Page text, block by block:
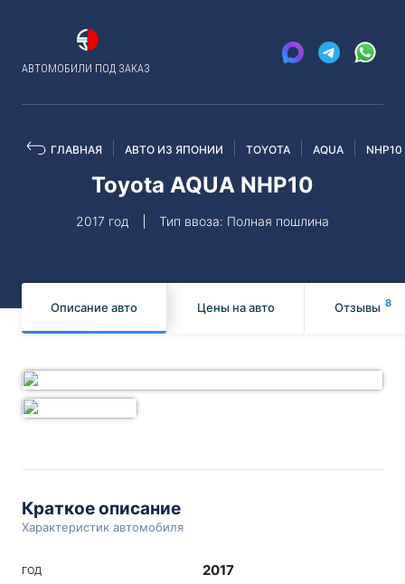
АВТОМОБИЛИ ПОД ЗАКАЗ
ГЛАВНАЯ АВТО ИЗ ЯПОНИИ TOYOTA AQUA NHP10
Toyota AQUA NHP10
2017 год Тип ввоза: Полная пошлина
Описание авто Цены на авто Отзывы 8
Краткое описание
Характеристик автомобиля
ГОД 2017